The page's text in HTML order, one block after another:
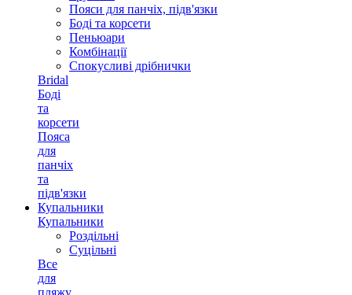
Пояси для панчіх, підв'язки
Боді та корсети
Пеньюари
Комбінації
Спокусливі дрібнички
Bridal
Боді
та
корсети
Пояса
для
панчіх
та
підв'язки
Купальники
Купальники
Роздільні
Суцільні
Все
для
пляжу